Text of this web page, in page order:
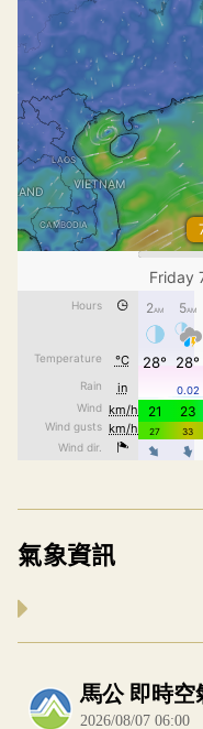
氣象資訊
內嵌空氣品質小